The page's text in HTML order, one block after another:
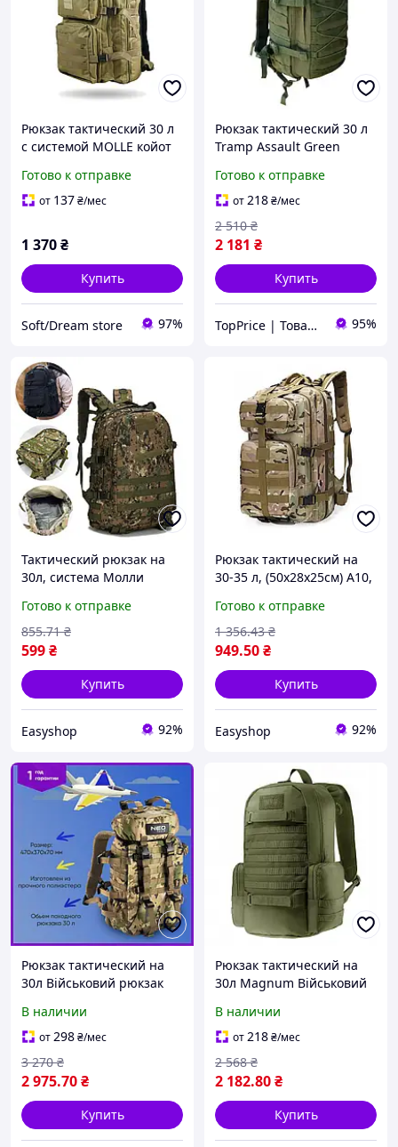
Рюкзак тактический 30 л
с системой MOLLE койот
Готово к отправке
от 137₴/мес
1 370₴
Купить
Soft/Dream store 97%
Рюкзак тактический 30 л
Tramp Assault Green
Готово к отправке
от218₴/мес
2 181 ₴
2 510 ₴
Купить
TopPrice | Товары по ТОП-цене 95%
Тактический рюкзак на
30л, система Молли
Военный штурмовой
рюкзак / Рюкзак для ЗСУ
Готово к отправке
599₴
855.71 ₴
Купить
Easyshop 92%
Рюкзак тактический на
30-35 л, (50х28х25см) A10,
Мультикам
Готово к отправке
949.50₴
1 356.43 ₴
Купить
Easyshop 92%
Рюкзак тактический на
30л Військовий рюкзак
Тактический штурмовой
военный рюкзак
В наличии
от298₴/мес
2 975.70₴
3 270 ₴
Купить
Рюкзак тактический на
30л Magnum Військовий
Тактический штурмовой
военный рюкзак
В наличии
от218₴/мес
2 182.80₴
2 568 ₴
Купить